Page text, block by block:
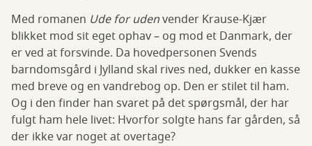
Med romanen Ude for udenvender Krause-Kjær
blikket mod sit eget ophav – og mod et Danmark, der
er ved at forsvinde. Da hovedpersonen Svends
barndomsgård i Jylland skal rives ned, dukker en kasse
med breve og en vandrebog op. Den er stilet til ham.
Og i den finder han svaret på det spørgsmål, der har
fulgt ham hele livet: Hvorfor solgte hans far gården, så
der ikke var noget at overtage?